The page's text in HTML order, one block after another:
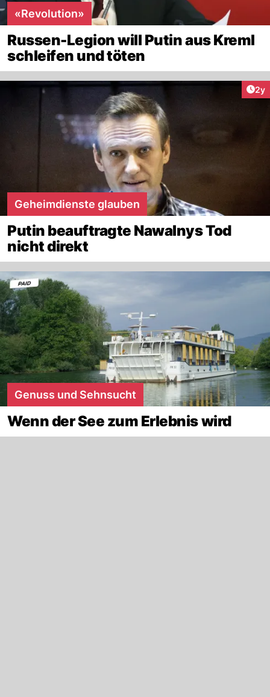
«Revolution»
Russen-Legion will Putin aus Kreml
schleifen und töten
2y
Geheimdienste glauben
Putin beauftragte Nawalnys Tod
nicht direkt
Genuss und Sehnsucht
Wenn der See zum Erlebnis wird